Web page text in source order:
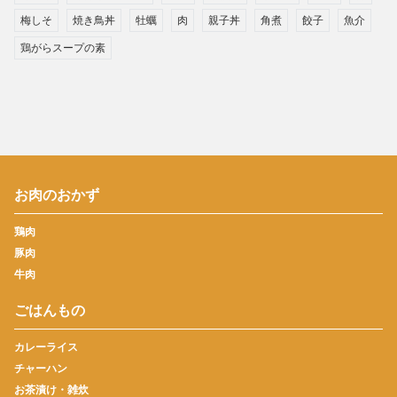
梅しそ 焼き鳥丼 牡蠣 肉 親子丼 角煮 餃子 魚介
鶏がらスープの素
お肉のおかず
鶏肉
豚肉
牛肉
ごはんもの
カレーライス
チャーハン
お茶漬け・雑炊